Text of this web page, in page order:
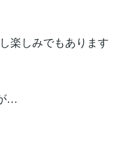
楽しみでもあります
…